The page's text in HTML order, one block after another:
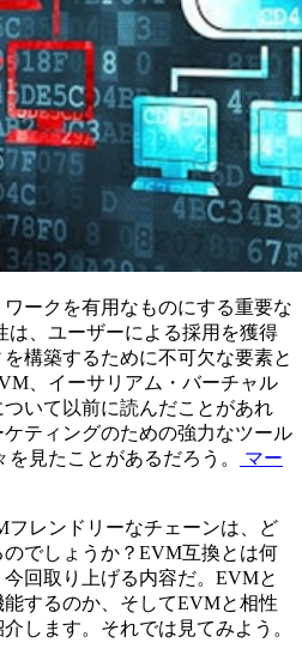
ークを有用なものにする重要な
は、ユーザーによる採用を獲得
構築するために不可欠な要素と
、イーサリアム・バーチャル
いて以前に読んだことがあれ
ティングのための強力なツール
見たことがあるだろう。
マー
フレンドリーなチェーンは、ど
でしょうか？EVM互換とは何
回取り上げる内容だ。EVMと
するのか、そしてEVMと相性
します。それでは見てみよう。